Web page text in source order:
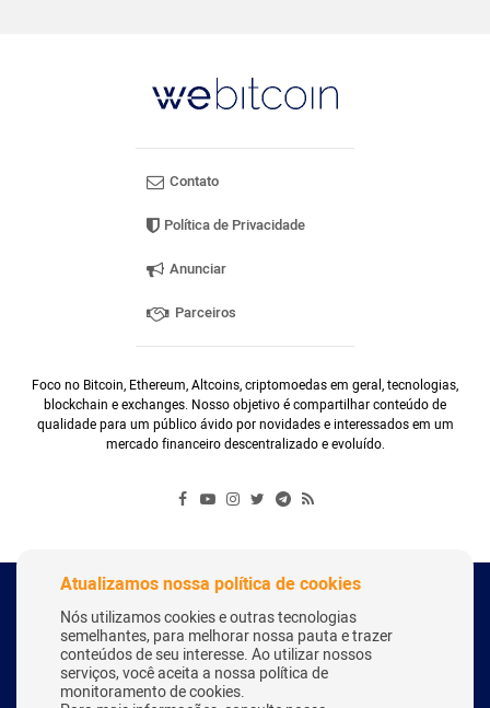
Contato
Política de Privacidade
Anunciar
Parceiros
Foco no Bitcoin, Ethereum, Altcoins, criptomoedas em geral, tecnologias,
blockchain e exchanges. Nosso objetivo é compartilhar conteúdo de
qualidade para um público ávido por novidades e interessados em um
mercado financeiro descentralizado e evoluído.
Copyright Webitcoin 2018 - Todos os Direitos Reservados
Desenvolvido por: Herick Correa
Atualizamos nossa política de cookies
Nós utilizamos cookies e outras tecnologias
semelhantes, para melhorar nossa pauta e trazer
conteúdos de seu interesse. Ao utilizar nossos
serviços, você aceita a nossa política de
monitoramento de cookies.